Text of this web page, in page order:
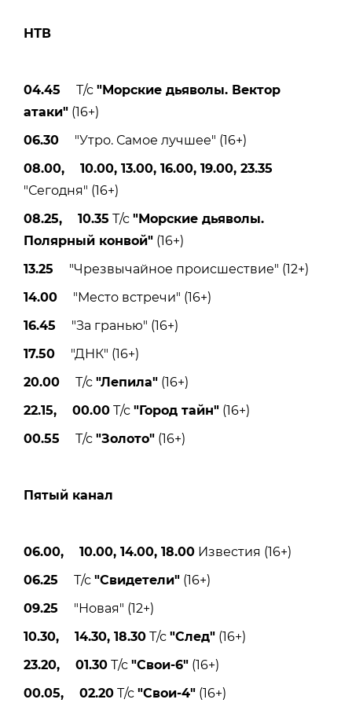
НТВ
04.45 Т/с "Морские дьяволы. Вектор
атаки" (16+)
06.30 "Утро. Самое лучшее" (16+)
08.00, 10.00, 13.00, 16.00, 19.00, 23.35
"Сегодня" (16+)
08.25, 10.35 Т/с "Морские дьяволы.
Полярный конвой" (16+)
13.25 "Чрезвычайное происшествие" (12+)
14.00 "Место встречи" (16+)
16.45 "За гранью" (16+)
17.50 "ДНК" (16+)
20.00 Т/с "Лепила" (16+)
22.15, 00.00 Т/с "Город тайн" (16+)
00.55 Т/с "Золото" (16+)
Пятый канал
06.00, 10.00, 14.00, 18.00 Известия (16+)
06.25 Т/с "Свидетели" (16+)
09.25 "Новая" (12+)
10.30, 14.30, 18.30 Т/с "След" (16+)
23.20, 01.30 Т/с "Свои-6" (16+)
00.05, 02.20 Т/с "Свои-4" (16+)